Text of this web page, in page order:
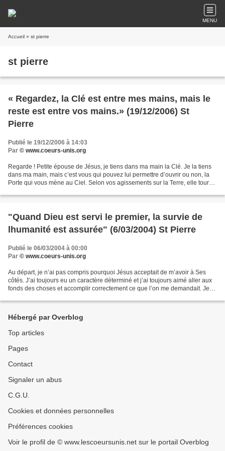
MENU
Accueil » st pierre
st pierre
« Regardez, la Clé est entre mes mains, mais le
reste est entre vos mains.» (19/12/2006) St
Pierre
Publié le 19/12/2006 à 14:03
Par © www.coeurs-unis.org
Regarde ! Petite épouse de Jésus, je tiens dans ma main la Clé. Je la tiens
dans ma main, mais c’est vous qui pouvez lui permettre d’ouvrir ou non, la
Porte qui vous mène au Ciel. Selon vos agissements sur la Terre, elle tourne
"Quand Dieu est servi le premier, la survie de
lhumanité est assurée" (6/03/2004) St Pierre
Publié le 06/03/2004 à 00:00
Par © www.coeurs-unis.org
Au départ, je n’ai pas compris pourquoi Jésus acceptait de m’avoir à Ses
côtés. J’ai toujours eu un caractère déterminé et j’ai toujours aimé aller aux
fonds des choses et accomplir correctement ce que l’on me demandait. Je
Hébergé par Overblog
Top articles
Pages
Contact
Signaler un abus
C.G.U.
Cookies et données personnelles
Préférences cookies
Voir le profil de © www.lescoeursunis.net sur le portail Overblog